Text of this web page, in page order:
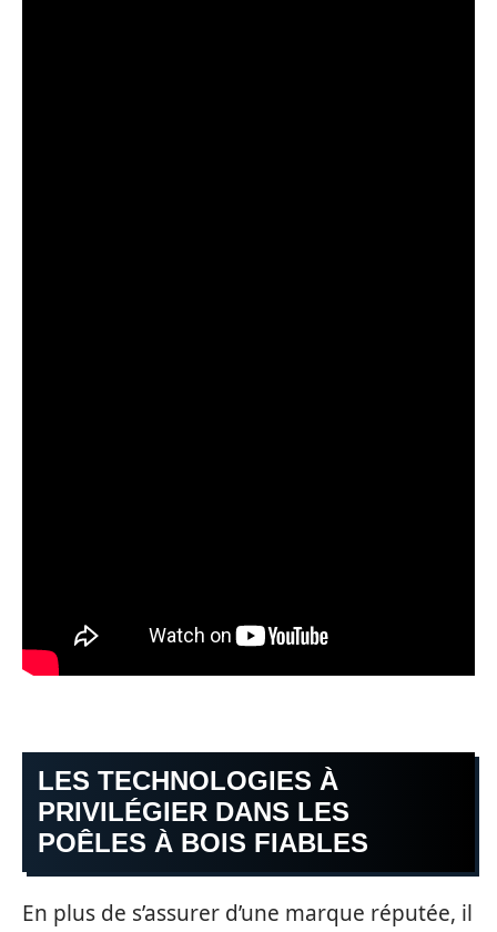
LES TECHNOLOGIES À
PRIVILÉGIER DANS LES
POÊLES À BOIS FIABLES
En plus de s’assurer d’une marque réputée, il